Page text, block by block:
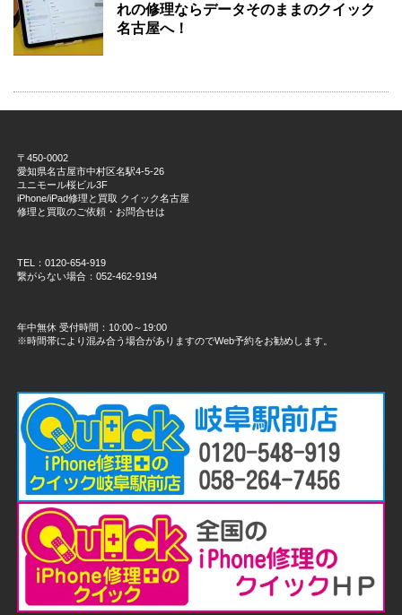
れの修理ならデータそのままのクイック
名古屋へ！
〒450-0002
愛知県名古屋市中村区名駅4-5-26
ユニモール桜ビル3F
iPhone/iPad修理と買取 クイック名古屋
修理と買取のご依頼・お問合せは
TEL：0120-654-919
繋がらない場合：052-462-9194
年中無休 受付時間：10:00～19:00
※時間帯により混み合う場合がありますのでWeb予約をお勧めします。